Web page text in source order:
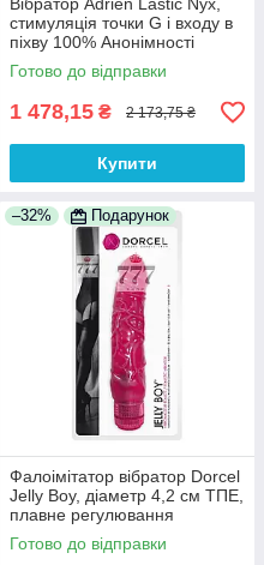
стимуляція точки G і входу в
піхву 100% Анонімності
Готово до відправки
1 478,15 ₴ 2 173,75 ₴
Купити
–32% Подарунок
Фалоімітатор вібратор Dorcel
Jelly Boy, діаметр 4,2 см ТПЕ,
плавне регулювання
потужності вібрації 100%
Анонімності
Готово до відправки